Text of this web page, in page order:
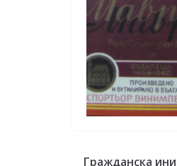
Гражданска